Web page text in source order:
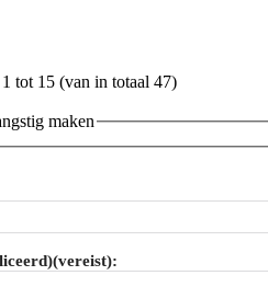
tot 15 (van in totaal 47)
maken